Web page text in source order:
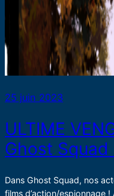
25 juin 2023
ULTIME
Ghost Squad
Dans Ghost Squad, nos
films d’action/espionnage